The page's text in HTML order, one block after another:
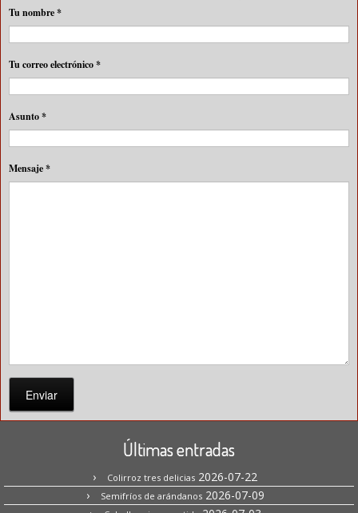
Tu nombre*
Tu correo electrónico*
Asunto*
Mensaje*
Enviar
Últimas entradas
Colirroz tres delicias 2026-07-22
Semifríos de arándanos 2026-07-09